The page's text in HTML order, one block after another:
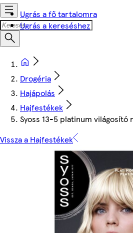
Ugrás a fő tartalomra
Ugrás a kereséshez
Drogéria
Hajápolás
Hajfestékek
Syoss 13-5 platinum világosító
Vissza a Hajfestékek